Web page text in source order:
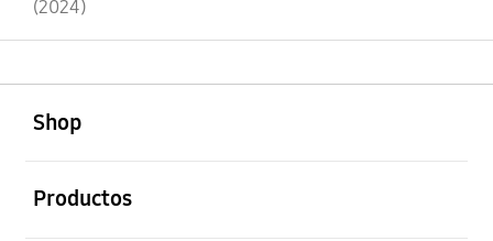
(2024)
Shop
Productos